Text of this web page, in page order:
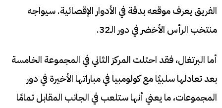
الفريق يعرف موقعه بدقة في الأدوار الإقصائية. سيواجه
منتخب الرأس الأخضر في دور الـ32.
أما البرتغال، فقد احتلت المركز الثاني في المجموعة الخامسة
بعد تعادلها سلبيًا مع كولومبيا في مباراتها الأخيرة في دور
المجموعات، ما يعني أنها ستلعب في الجانب المقابل تمامًا